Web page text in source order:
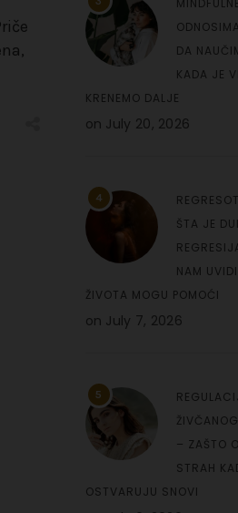
DA
KADA JE
KRENEMO DALJE
on July 20, 2026
4
ŠTA JE
NAM
ŽIVOTA MOGU POMOĆI
on July 7, 2026
5
– ZAŠTO
STRAH
OSTVARUJU SNOVI